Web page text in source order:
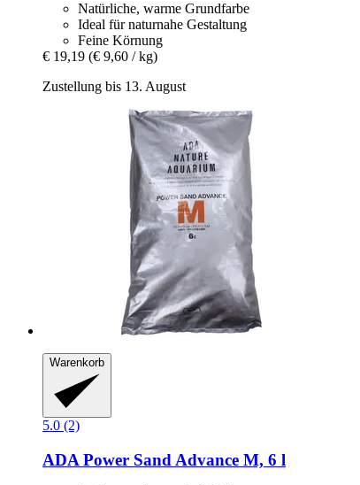
Natürliche, warme Grundfarbe
Ideal für naturnahe Gestaltung
Feine Körnung
€ 19,19 (€ 9,60 / kg)
Zustellung bis 13. August
Warenkorb
5.0 (2)
ADA Power Sand Advance M, 6 l